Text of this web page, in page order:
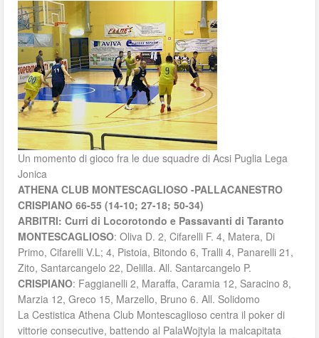
Un momento di gioco fra le due squadre di Acsi Puglia Lega
Jonica
ATHENA CLUB MONTESCAGLIOSO -PALLACANESTRO
CRISPIANO 66-55 (14-10; 27-18; 50-34)
ARBITRI: Curri di Locorotondo e Passavanti di Taranto
MONTESCAGLIOSO: Oliva D. 2, Cifarelli F. 4, Matera, Di
Primo, Cifarelli V.L; 4, Pistoia, Bitondo 6, Tralli 4, Panarelli 21,
Zito, Santarcangelo 22, Delilla. All. Santarcangelo P.
CRISPIANO: Faggianelli 2, Maraffa, Caramia 12, Saracino 8,
Marzia 12, Greco 15, Marzello, Bruno 6. All. Solidomo
La Cestistica Athena Club Montescaglioso centra il poker di
vittorie consecutive, battendo al PalaWojtyla la malcapitata